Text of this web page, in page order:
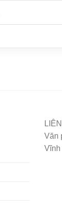
Văn
Vĩnh